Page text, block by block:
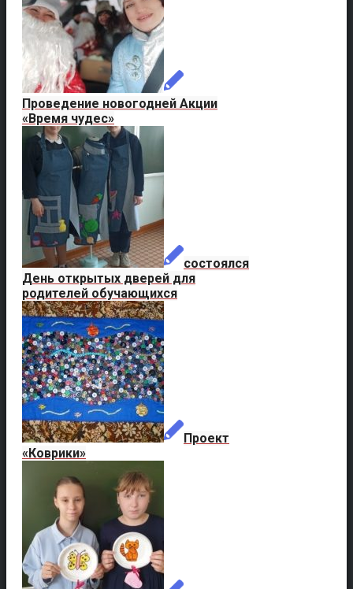
Проведение новогодней Акции
«Время чудес»
состоялся
День открытых дверей для
родителей обучающихся
Проект
«Коврики»